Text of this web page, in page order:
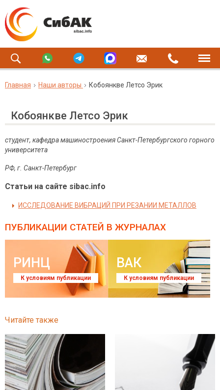
Главная Наши авторы Кобоянкве Летсо Эрик
Кобоянкве Летсо Эрик
студент, кафедра машиностроения Санкт-Петербургского горного
университета
РФ, г. Санкт-Петербург
Статьи на сайте sibac.info
ИССЛЕДОВАНИЕ ВИБРАЦИЙ ПРИ РЕЗАНИИ МЕТАЛЛОВ
ПУБЛИКАЦИИ СТАТЕЙ В ЖУРНАЛАХ
РИНЦ
К условиям публикации
ВАК
К условиям публикации
Читайте также